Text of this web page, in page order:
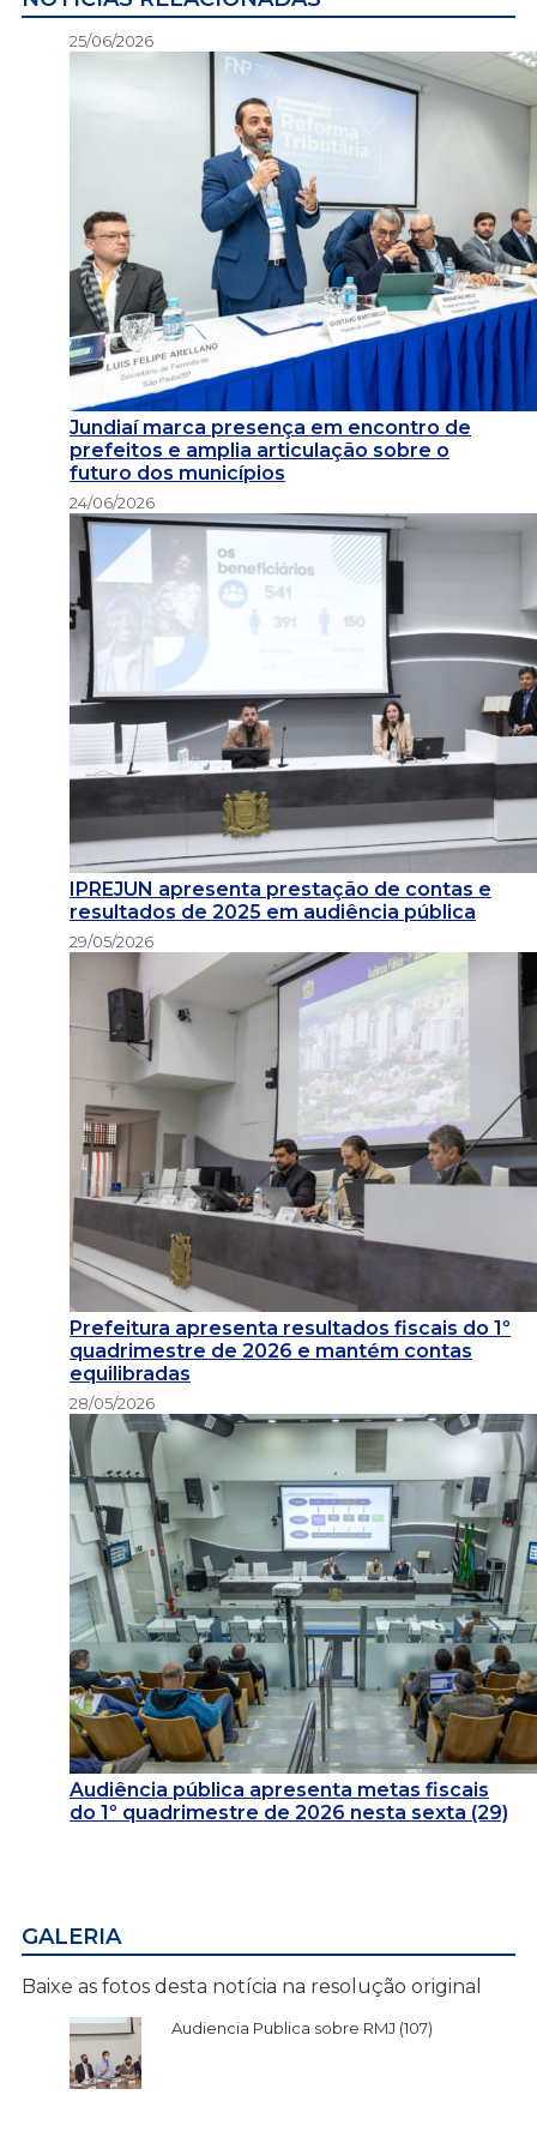
25/06/2026
Jundiaí marca presença em encontro de
prefeitos e amplia articulação sobre o
futuro dos municípios
24/06/2026
IPREJUN apresenta prestação de contas e
resultados de 2025 em audiência pública
29/05/2026
Prefeitura apresenta resultados fiscais do 1º
quadrimestre de 2026 e mantém contas
equilibradas
28/05/2026
Audiência pública apresenta metas fiscais
do 1º quadrimestre de 2026 nesta sexta (29)
GALERIA
Baixe as fotos desta notícia na resolução original
Audiencia Publica sobre RMJ (107)